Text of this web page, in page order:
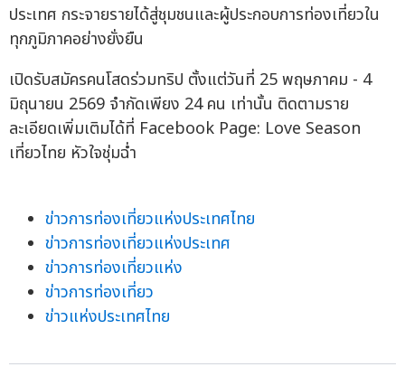
ประเทศ กระจายรายได้สู่ชุมชนและผู้ประกอบการท่องเที่ยวใน
ทุกภูมิภาคอย่างยั่งยืน
เปิดรับสมัครคนโสดร่วมทริป ตั้งแต่วันที่ 25 พฤษภาคม - 4
มิถุนายน 2569 จำกัดเพียง 24 คน เท่านั้น ติดตามราย
ละเอียดเพิ่มเติมได้ที่ Facebook Page: Love Season
เที่ยวไทย หัวใจชุ่มฉ่ำ
ข่าวการท่องเที่ยวแห่งประเทศไทย
ข่าวการท่องเที่ยวแห่งประเทศ
ข่าวการท่องเที่ยวแห่ง
ข่าวการท่องเที่ยว
ข่าวแห่งประเทศไทย